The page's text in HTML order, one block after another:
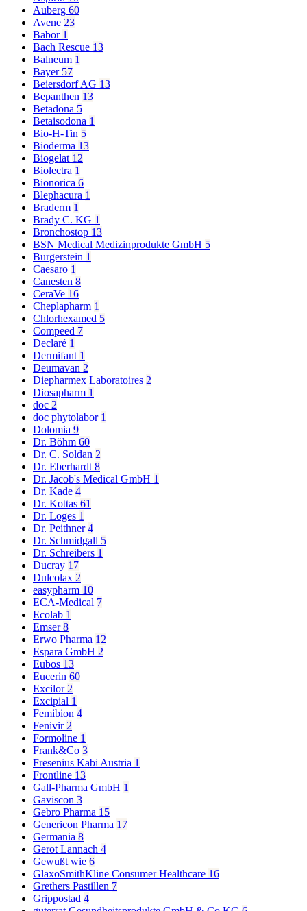
Auberg 60
Avene 23
Babor 1
Bach Rescue 13
Balneum 1
Bayer 57
Beiersdorf AG 13
Bepanthen 13
Betadona 5
Betaisodona 1
Bio-H-Tin 5
Bioderma 13
Biogelat 12
Biolectra 1
Bionorica 6
Blephacura 1
Braderm 1
Brady C. KG 1
Bronchostop 13
BSN Medical Medizinprodukte GmbH 5
Burgerstein 1
Caesaro 1
Canesten 8
CeraVe 16
Cheplapharm 1
Chlorhexamed 5
Compeed 7
Declaré 1
Dermifant 1
Deumavan 2
Diepharmex Laboratoires 2
Diosapharm 1
doc 2
doc phytolabor 1
Dolomia 9
Dr. Böhm 60
Dr. C. Soldan 2
Dr. Eberhardt8
Dr. Jacob's Medical GmbH 1
Dr. Kade 4
Dr. Kottas 61
Dr. Loges 1
Dr. Peithner4
Dr. Schmidgall 5
Dr. Schreibers 1
Ducray 17
Dulcolax 2
easypharm 10
ECA-Medical 7
Ecolab 1
Emser8
Erwo Pharma 12
Espara GmbH 2
Eubos 13
Eucerin 60
Excilor2
Excipial 1
Femibion 4
Fenivir2
Formoline 1
Frank&Co 3
Fresenius Kabi Austria 1
Frontline 13
Gall-Pharma GmbH 1
Gaviscon 3
Gebro Pharma 15
Genericon Pharma 17
Germania 8
Gerot Lannach 4
Gewußt wie 6
GlaxoSmithKline Consumer Healthcare 16
Grethers Pastillen 7
Grippostad 4